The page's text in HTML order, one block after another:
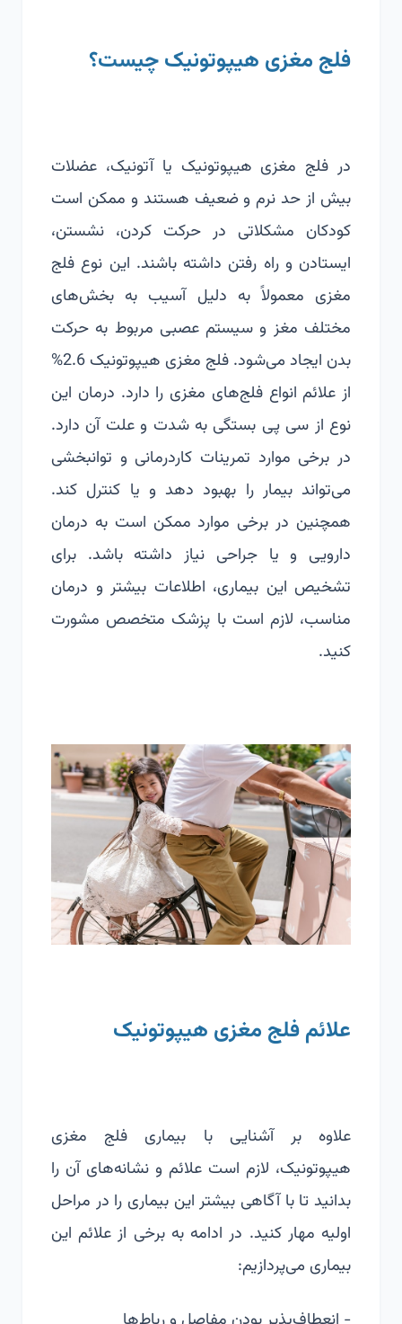
فلج مغزی هیپوتونیک چیست؟
در فلج مغزی هیپوتونیک یا آتونیک، عضلات
بیش از حد نرم و ضعیف هستند و ممکن است
کودکان مشکلاتی در حرکت کردن، نشستن،
ایستادن و راه رفتن داشته باشند. این نوع فلج
مغزی معمولاً به دلیل آسیب به بخش‌های
مختلف مغز و سیستم عصبی مربوط به حرکت
بدن ایجاد می‌شود. فلج مغزی هیپوتونیک 2.6%
از علائم انواع فلج‌های مغزی را دارد. درمان این
نوع از سی پی بستگی به شدت و علت آن دارد.
در برخی موارد تمرینات کاردرمانی و توانبخشی
می‌تواند بیمار را بهبود دهد و یا کنترل کند.
همچنین در برخی موارد ممکن است به درمان
دارویی و یا جراحی نیاز داشته باشد. برای
تشخیص این بیماری، اطلاعات بیشتر و درمان
مناسب، لازم است با پزشک متخصص مشورت
کنید.
علائم فلج مغزی هیپوتونیک
علاوه بر آشنایی با بیماری فلج مغزی
هیپوتونیک، لازم است علائم و نشانه‌های آن را
بدانید تا با آگاهی بیشتر این بیماری را در مراحل
اولیه مهار کنید. در ادامه به برخی از علائم این
بیماری می‌پردازیم: